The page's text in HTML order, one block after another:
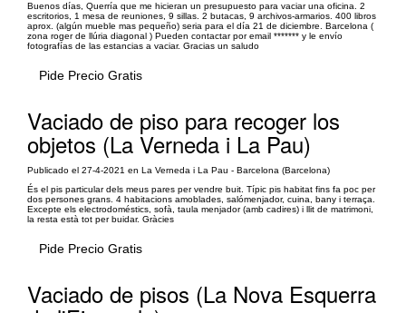
Buenos días, Querría que me hicieran un presupuesto para vaciar una oficina. 2
escritorios, 1 mesa de reuniones, 9 sillas. 2 butacas, 9 archivos-armarios. 400 libros
aprox. (algún mueble mas pequeño) seria para el día 21 de diciembre. Barcelona (
zona roger de llúria diagonal ) Pueden contactar por email ******* y le envío
fotografías de las estancias a vaciar. Gracias un saludo
Pide Precio Gratis
Vaciado de piso para recoger los
objetos (La Verneda i La Pau)
Publicado el 27-4-2021 en La Verneda i La Pau - Barcelona (Barcelona)
És el pis particular dels meus pares per vendre buit. Típic pis habitat fins fa poc per
dos persones grans. 4 habitacions amoblades, salómenjador, cuina, bany i terraça.
Excepte els electrodoméstics, sofà, taula menjador (amb cadires) i llit de matrimoni,
la resta està tot per buidar. Gràcies
Pide Precio Gratis
Vaciado de pisos (La Nova Esquerra